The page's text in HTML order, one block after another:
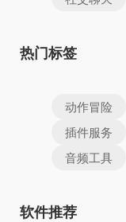
热门标签
动作冒险
插件服务
音频工具
软件推荐